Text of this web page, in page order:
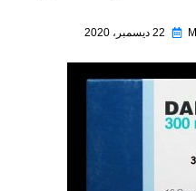
22 ديسمبر، 2020